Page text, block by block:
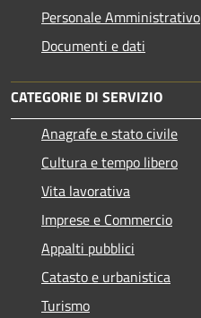
Personale Amministrativo
Documenti e dati
CATEGORIE DI SERVIZIO
Anagrafe e stato civile
Cultura e tempo libero
Vita lavorativa
Imprese e Commercio
Appalti pubblici
Catasto e urbanistica
Turismo